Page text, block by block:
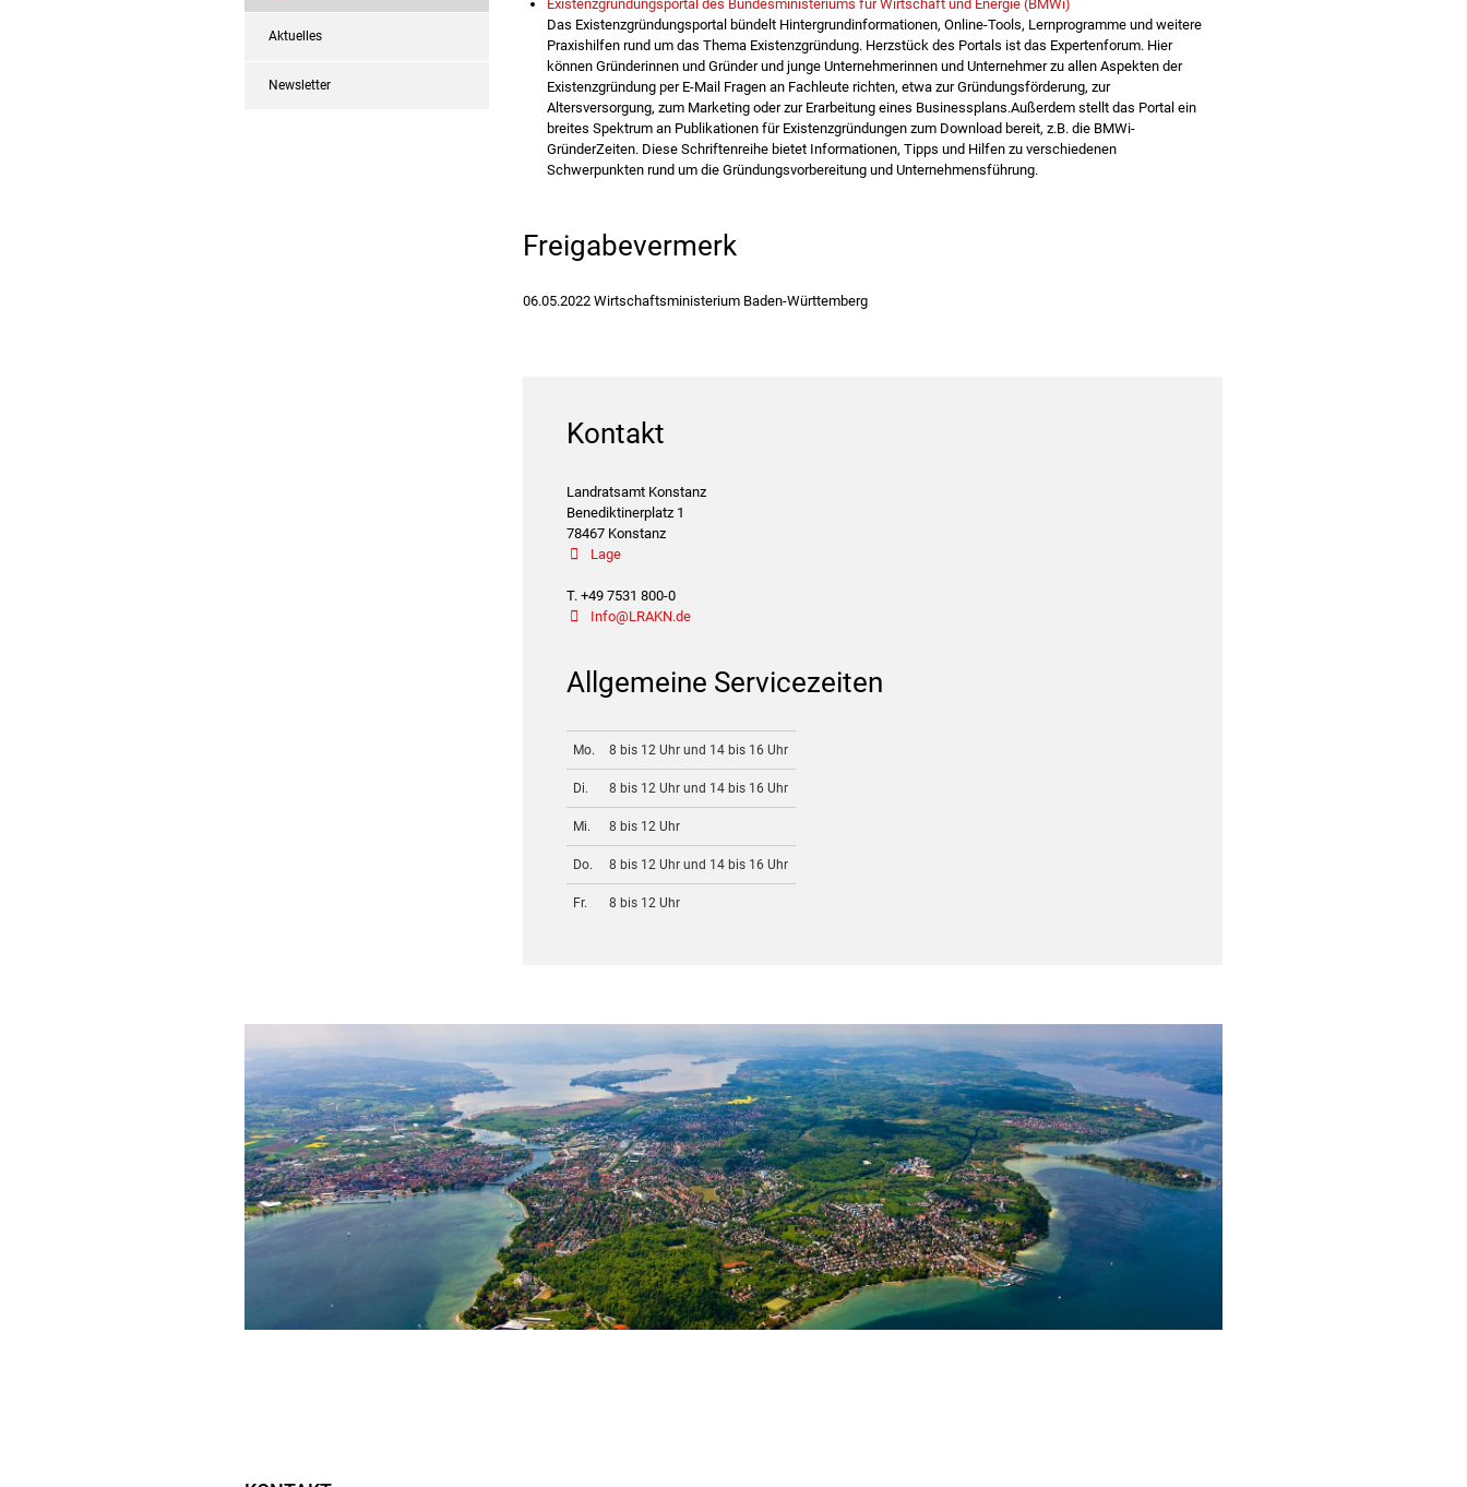
Aktuelles
Newsletter
Existenzgründungsportal des Bundesministeriums für Wirtschaft und Energie (BMWi)
Das Existenzgründungsportal bündelt Hintergrundinformationen, Online-Tools, Lernprogramme und weitere
Praxishilfen rund um das Thema Existenzgründung. Herzstück des Portals ist das Expertenforum. Hier
können Gründerinnen und Gründer und junge Unternehmerinnen und Unternehmer zu allen Aspekten der
Existenzgründung per E-Mail Fragen an Fachleute richten, etwa zur Gründungsförderung, zur
Altersversorgung, zum Marketing oder zur Erarbeitung eines Businessplans.Außerdem stellt das Portal ein
breites Spektrum an Publikationen für Existenzgründungen zum Download bereit, z.B. die BMWi-
GründerZeiten. Diese Schriftenreihe bietet Informationen, Tipps und Hilfen zu verschiedenen
Schwerpunkten rund um die Gründungsvorbereitung und Unternehmensführung.
Freigabevermerk
06.05.2022 Wirtschaftsministerium Baden-Württemberg
Kontakt
Landratsamt Konstanz
Benediktinerplatz 1
78467 Konstanz
Lage
T. +49 7531 800-0
Info@LRAKN.de
Allgemeine Servicezeiten
Mo. 8 bis 12 Uhr und 14 bis 16 Uhr
Di. 8 bis 12 Uhr und 14 bis 16 Uhr
Mi. 8 bis 12 Uhr
Do. 8 bis 12 Uhr und 14 bis 16 Uhr
Fr. 8 bis 12 Uhr